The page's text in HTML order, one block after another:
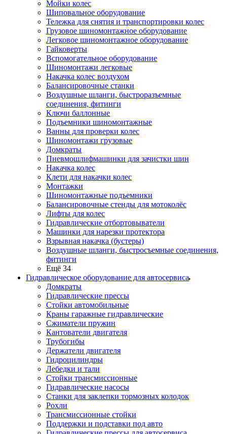
Мойки колес
Шиповальное оборудование
Тележка для снятия и транспортировки колес
Грузовое шиномонтажное оборудование
Легковое шиномонтажное оборудование
Гайковерты
Вспомогательное оборудование
Шиномонтажи легковые
Накачка колес воздухом
Балансировочные станки
Воздушные шланги, быстроразъемные
соединения, фитинги
Ключи баллонные
Подъемники шиномонтажные
Ванны для проверки колес
Шиномонтажи грузовые
Домкраты
Пневмошлифмашинки для зачистки шин
Накачка колес
Клети для накачки колес
Монтажки
Шиномонтажные подъемники
Балансировочные стенды для мотоколёс
Лифты для колес
Гидравлические отбортовыватели
Машинки для нарезки протектора
Взрывная накачка (бустеры)
Воздушные шланги, быстросъемные соединения,
фитинги
Ещё 34
Гидравлическое оборудование для автосервиса
Домкраты
Гидравлические прессы
Стойки автомобильные
Краны гаражные гидравлические
Сжиматели пружин
Кантователи двигателя
Трубогибы
Держатели двигателя
Гидроцилиндры
Лебедки и тали
Стойки трансмиссионные
Гидравлические насосы
Cтанки для заклепки тормозных колодок
Рохли
Трансмиссионные стойки
Поддержки и подставки под авто